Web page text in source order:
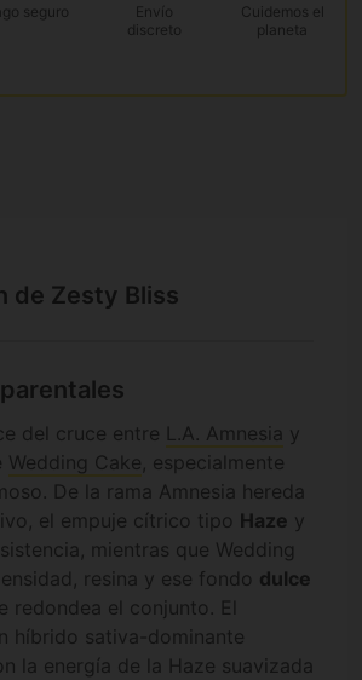
seguro
Envío
discreto
Cuidemos el
planeta
de Zesty Bliss
del cruce entre L.A. Amnesia y
Wedding Cake, especialmente
De la rama Amnesia hereda
el empuje cítrico tipo Haze y
mientras que Wedding
resina y ese fondo dulce
redondea el conjunto. El
híbrido sativa-dominante
la energía de la Haze suavizada